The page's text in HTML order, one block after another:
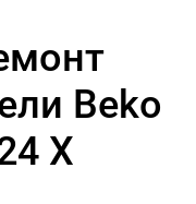
Beko
X